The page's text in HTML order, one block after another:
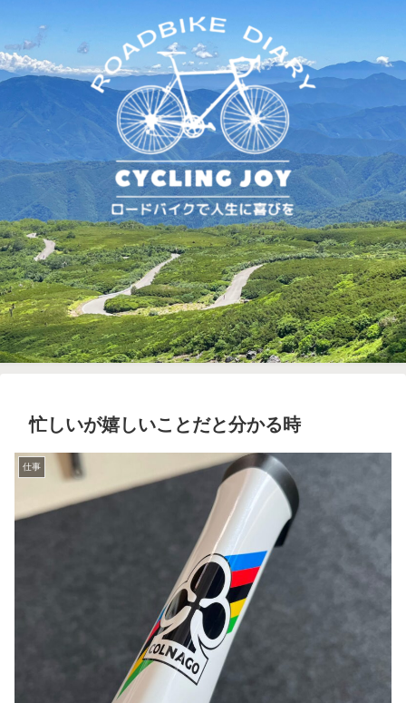
忙しいが嬉しいことだと分かる時
仕事